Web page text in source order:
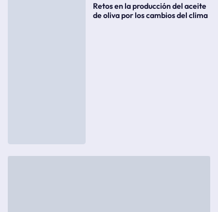
Retos en la producción del aceite
de oliva por los cambios del clima